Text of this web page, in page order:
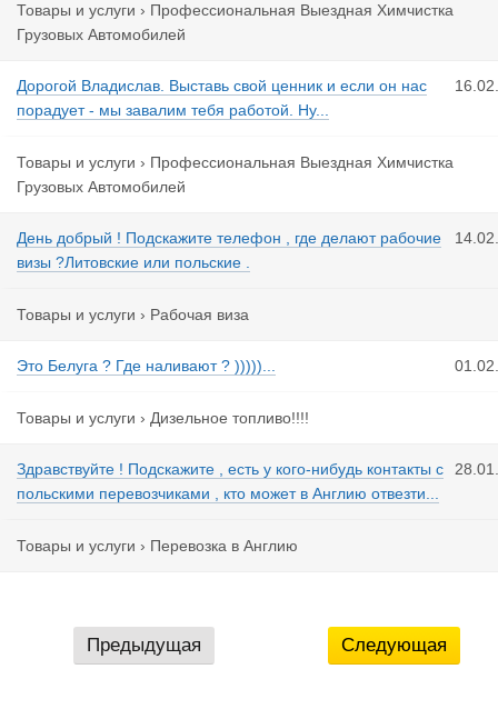
Товары и услуги › Профессиональная Выездная Химчистка
Грузовых Автомобилей
Дорогой Владислав. Выставь свой ценник и если он нас
порадует - мы завалим тебя работой. Ну...
Товары и услуги › Профессиональная Выездная Химчистка
Грузовых Автомобилей
День добрый ! Подскажите телефон , где делают рабочие
визы ?Литовские или польские .
Товары и услуги › Рабочая виза
Это Белуга ? Где наливают ? )))))...
Товары и услуги › Дизельное топливо!!!!
Здравствуйте ! Подскажите , есть у кого-нибудь контакты с
польскими перевозчиками , кто может в Англию отвезти...
Товары и услуги › Перевозка в Англию
Предыдущая Следующая